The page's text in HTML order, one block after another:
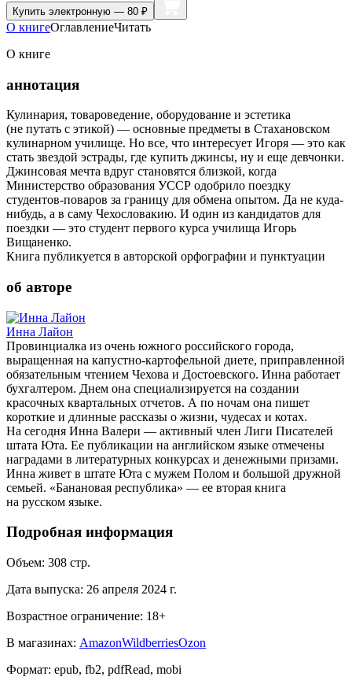
Купить электронную — 80 ₽
О книгеОглавлениеЧитать
О книге
аннотация
Кулинария, товароведение, оборудование и эстетика
(не путать с этикой) — основные предметы в Стахановском
кулинарном училище. Но все, что интересует Игоря — это как
стать звездой эстрады, где купить джинсы, ну и еще девчонки.
Джинсовая мечта вдруг становятся близкой, когда
Министерство образования УССР одобрило поездку
студентов-поваров за границу для обмена опытом. Да не куда-
нибудь, а в саму Чехословакию. И один из кандидатов для
поездки — это студент первого курса училища Игорь
Вищаненко.
Книга публикуется в авторской орфографии и пунктуации
об авторе
Инна Лайон
Провинциалка из очень южного российского города,
выращенная на капустно-картофельной диете, приправленной
обязательным чтением Чехова и Достоевского. Инна работает
бухгалтером. Днем она специализируется на создании
красочных квартальных отчетов. А по ночам она пишет
короткие и длинные рассказы о жизни, чудесах и котах.
На сегодня Инна Валери — активный член Лиги Писателей
штата Юта. Ее публикации на английском языке отмечены
наградами в литературных конкурсах и денежными призами.
Инна живет в штате Юта с мужем Полом и большой дружной
семьей. «Банановая республика» — ее вторая книга
на русском языке.
Подробная информация
Объем: 308 стр.
Дата выпуска: 26 апреля 2024 г.
Возрастное ограничение: 18+
В магазинах: AmazonWildberriesOzon
Формат: epub, fb2, pdfRead, mobi